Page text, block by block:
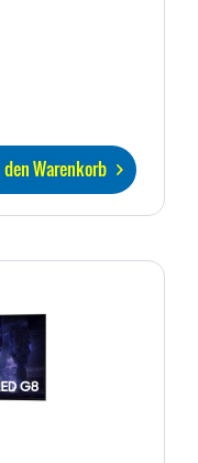
den Warenkorb